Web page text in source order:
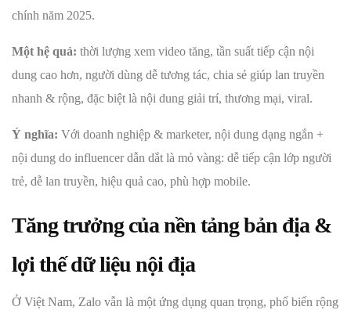
chính năm 2025.
Một hệ quả: thời lượng xem video tăng, tần suất tiếp cận nội
dung cao hơn, người dùng dễ tương tác, chia sẻ giúp lan truyền
nhanh & rộng, đặc biệt là nội dung giải trí, thương mại, viral.
Ý nghĩa: Với doanh nghiệp & marketer, nội dung dạng ngắn +
nội dung do influencer dẫn dắt là mỏ vàng: dễ tiếp cận lớp người
trẻ, dễ lan truyền, hiệu quả cao, phù hợp mobile.
Tăng trưởng của nền tảng bản địa &
lợi thế dữ liệu nội địa
Ở Việt Nam, Zalo vẫn là một ứng dụng quan trọng, phổ biến rộng